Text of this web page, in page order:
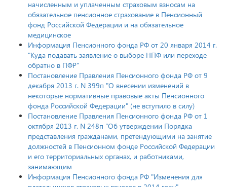
начисленным и уплаченным страховым взносам на
обязательное пенсионное страхование в Пенсионный
фонд Российской Федерации и на обязательное
медицинское
Информация Пенсионного фонда РФ от 20 января 2014 г.
"Куда подавать заявление о выборе НПФ или переходе
обратно в ПФР"
Постановление Правления Пенсионного фонда РФ от 9
декабря 2013 г. N 399п "О внесении изменений в
некоторые нормативные правовые акты Пенсионного
фонда Российской Федерации" (не вступило в силу)
Постановление Правления Пенсионного фонда РФ от 1
октября 2013 г. N 248п "Об утверждении Порядка
представления гражданами, претендующими на занятие
должностей в Пенсионном фонде Российской Федерации
и его территориальных органах, и работниками,
занимающим
Информация Пенсионного фонда РФ "Изменения для